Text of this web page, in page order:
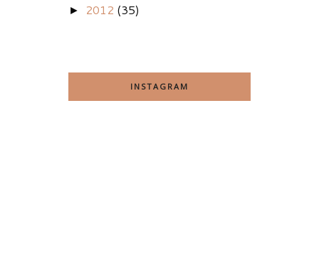
► 2012 (35)
INSTAGRAM